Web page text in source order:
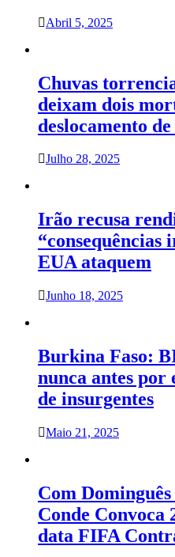
Abril 5, 2025
Chuvas
deixam dois
deslocamento
Julho 28, 2025
Irão recusa
“consequências
EUA ataquem
Junho 18, 2025
Burkina Faso:
nunca antes por
de insurgentes
Maio 21, 2025
Com
Conde Convoca
data FIFA